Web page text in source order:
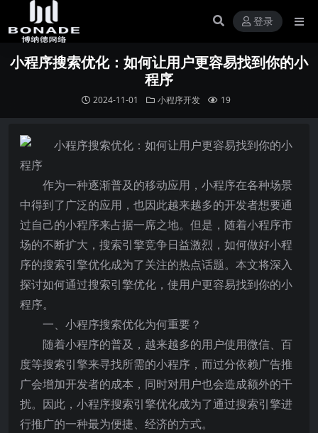
登录
小程序搜索优化：如何让用户更容易找到你的小
程序
2024-11-01 小程序开发 19
作为一种逐渐普及的移动应用，小程序在各种场景
中得到了广泛的应用，也因此越来越多的开发者想要通
过自己的小程序来占据一席之地。但是，随着小程序市
场的不断扩大，搜索引擎竞争日益激烈，如何做好小程
序的搜索引擎优化成为了关注的热点话题。本文将深入
探讨如何通过搜索引擎优化，使用户更容易找到你的小
程序。
一、小程序搜索优化为何重要？
随着小程序的普及，越来越多的用户使用微信、百
度等搜索引擎来寻找所需的小程序，而过分依赖广告推
广会增加开发者的成本，同时对用户也会造成额外的干
扰。因此，小程序搜索引擎优化成为了通过搜索引擎进
行推广的一种最为便捷、经济的方式。